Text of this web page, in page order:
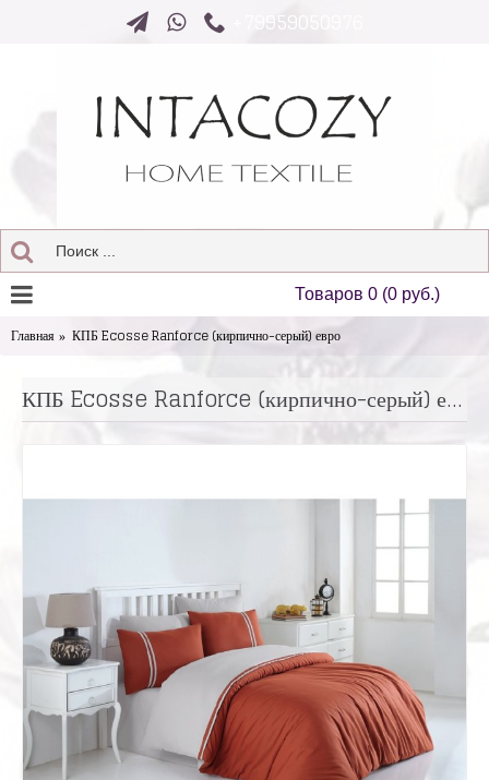
+79959050976
Товаров 0 (0 руб.)
Главная КПБ Ecosse Ranforce (кирпично-серый) евро
КПБ Ecosse Ranforce (кирпично-серый) евро